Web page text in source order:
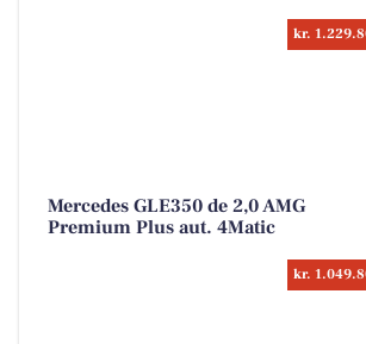
kr.
Mercedes GLE350 de 2,0 AMG
Premium Plus aut. 4Matic
kr.